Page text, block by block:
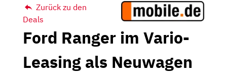
Zurück zu den
Deals
Ford Ranger im Vario-
Leasing als Neuwagen